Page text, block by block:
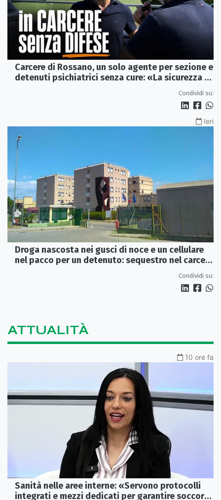
Carcere di Rossano, un solo agente per sezione e
detenuti psichiatrici senza cure: «La sicurezza è
Condividi su:
Ieri
Droga nascosta nei gusci di noce e un cellulare
nel pacco per un detenuto: sequestro nel carcere
Condividi su:
ATTUALITÀ
10 ore fa
Sanità nelle aree interne: «Servono protocolli
integrati e mezzi dedicati per garantire soccorsi